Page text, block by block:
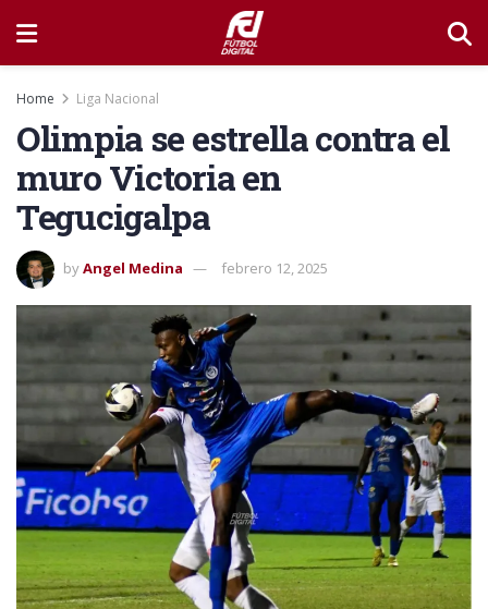
Home Liga Nacional
Olimpia se estrella contra el
muro Victoria en
Tegucigalpa
byAngel Medina febrero 12, 2025